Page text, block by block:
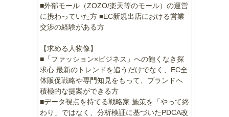
■外部モール（ZOZO/楽天等のモール）の運営
に携わっていた方 ■EC新規出店における営業
交渉の経験がある方
【求める人物像】
■「ファッション×ビジネス」への飽くなき探
求心 最新のトレンドを追うだけでなく、EC全
体販促戦略や専門知見をもって、ブランドへ
積極的な提案ができる方
■データ視点を持てる戦略家 施策を「やって終
わり」ではなく、分析検証に基づいたPDCA改